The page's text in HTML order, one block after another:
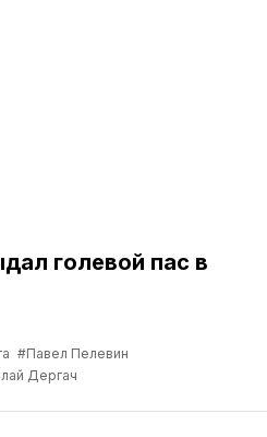
голевой пас в
#Павел Пелевин
Дергач